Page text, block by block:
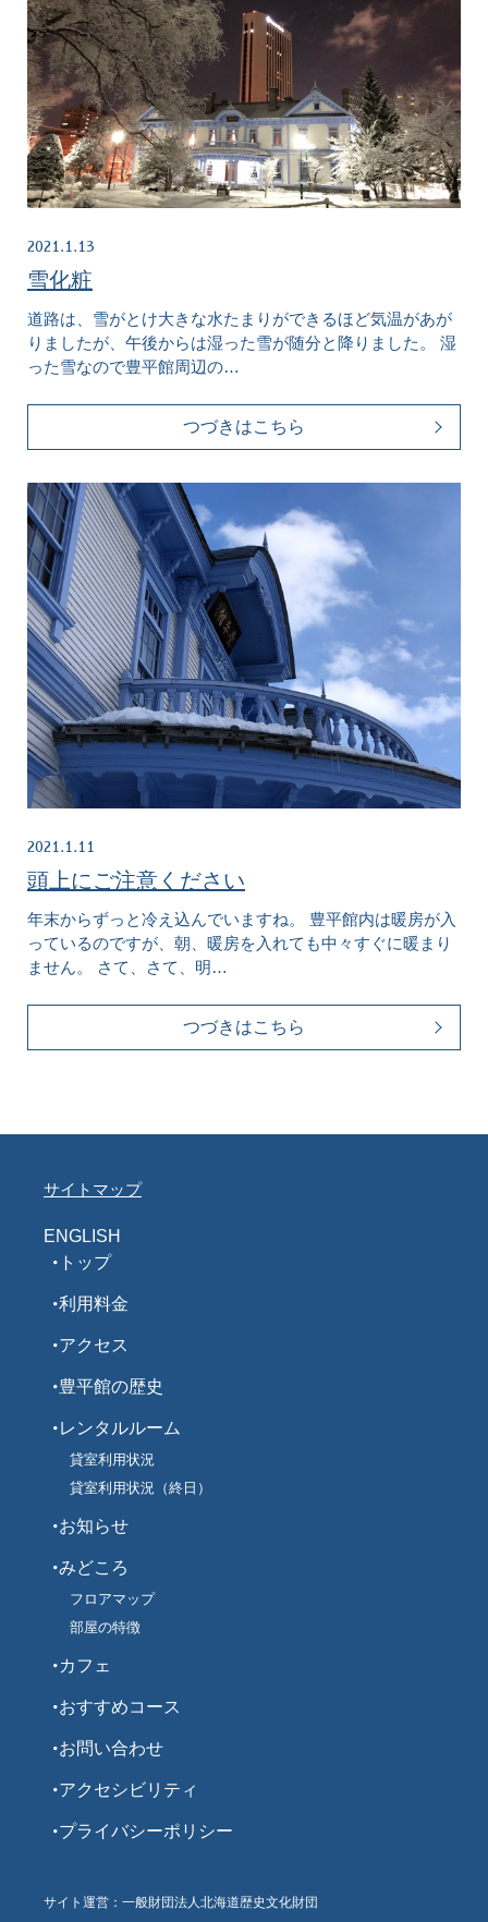
2021.1.13
雪化粧
道路は、雪がとけ大きな水たまりができるほど気温があが
りましたが、午後からは湿った雪が随分と降りました。 湿
った雪なので豊平館周辺の…
つづきはこちら
2021.1.11
頭上にご注意ください
年末からずっと冷え込んでいますね。 豊平館内は暖房が入
っているのですが、朝、暖房を入れても中々すぐに暖まり
ません。 さて、さて、明…
つづきはこちら
サイトマップ
ENGLISH
トップ
利用料金
アクセス
豊平館の歴史
レンタルルーム
貸室利用状況
貸室利用状況（終日）
お知らせ
みどころ
フロアマップ
部屋の特徴
カフェ
おすすめコース
お問い合わせ
アクセシビリティ
プライバシーポリシー
サイト運営：一般財団法人北海道歴史文化財団